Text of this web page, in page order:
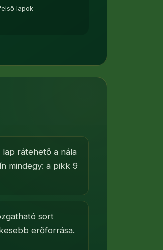
lapok
rátehető a nála
mindegy: a pikk 9
sort
erőforrása.